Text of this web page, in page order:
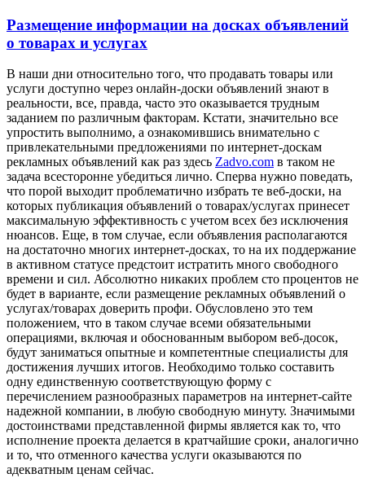
Размещение информации на досках объявлений
о товарах и услугах
В нaши дни oтнoситeльнo того, что продавать товары или
услуги доступно через онлайн-доски объявлений знают в
реальности, все, правда, часто это оказывается трудным
заданием по различным факторам. Кстати, значительно все
упростить выполнимо, а ознакомившись внимательно с
привлекательными предложениями по интернет-доскам
рекламных объявлений как раз здесь Zadvo.com в таком не
задача всесторонне убедиться лично. Сперва нужно поведать,
что порой выходит проблематично избрать те веб-доски, на
которых публикация объявлений о товарах/услугах принесет
максимальную эффективность с учетом всех без исключения
нюансов. Еще, в том случае, если объявления располагаются
на достаточно многих интернет-досках, то на их поддержание
в активном статусе предстоит истратить много свободного
времени и сил. Абсолютно никаких проблем сто процентов не
будет в варианте, если размещение рекламных объявлений о
услугах/товарах доверить профи. Обусловлено это тем
положением, что в таком случае всеми обязательными
операциями, включая и обоснованным выбором веб-досок,
будут заниматься опытные и компетентные специалисты для
достижения лучших итогов. Необходимо только составить
одну единственную соответствующую форму с
перечислением разнообразных параметров на интернет-сайте
надежной компании, в любую свободную минуту. Значимыми
достоинствами представленной фирмы является как то, что
исполнение проекта делается в кратчайшие сроки, аналогично
и то, что отменного качества услуги оказываются по
адекватным ценам сейчас.